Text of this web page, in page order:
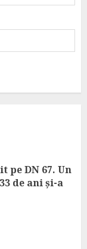
pe DN 67. Un
de ani și-a